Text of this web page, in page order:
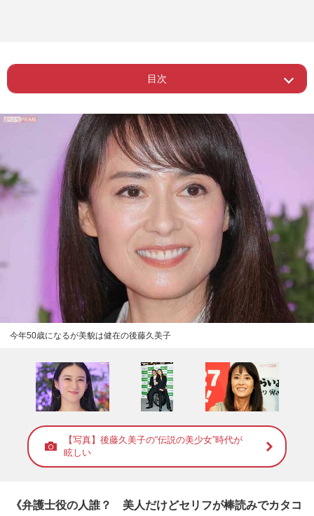
目次
Page 1 ー 子どもが育ち精力的に活動か
Page 2 ー 「棒読み」「この女優さん、誰？」
今年50歳になるが美貌は健在の後藤久美子
【写真】後藤久美子の“伝説の美少女”時代が
眩しい
《弁護士役の人誰？ 美人だけどセリフが棒読みでカタコ